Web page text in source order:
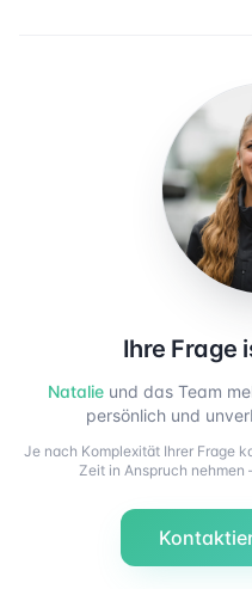
Ihre Frage
Natalieund das Team
persönlich und
Je nach Komplexität Ihrer Frage
Zeit in Anspruch